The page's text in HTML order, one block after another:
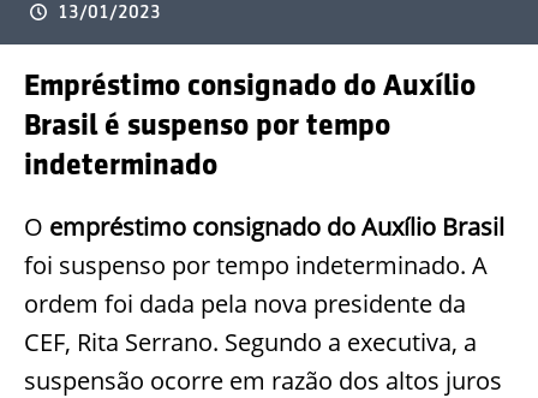
13/01/2023
Empréstimo consignado do Auxílio
Brasil é suspenso por tempo
indeterminado
O empréstimo consignado do Auxílio Brasil
foi suspenso por tempo indeterminado. A
ordem foi dada pela nova presidente da
CEF, Rita Serrano. Segundo a executiva, a
suspensão ocorre em razão dos altos juros